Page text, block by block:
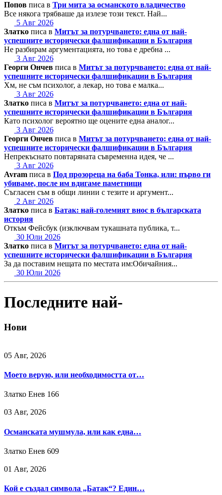
Попов писа в Три мита за османското владичество
Все някога трябваше да излезе този текст. Най...
5 Авг 2026
Златко писа в Митът за потурчването: една от най-
успешните исторически фалшификации в България
Не разбирам аргументацията, но това е дребна ...
3 Авг 2026
Георги Ончев писа в Митът за потурчването: една от най-
успешните исторически фалшификации в България
Хм, не съм психолог, а лекар, но това е малка...
3 Авг 2026
Златко писа в Митът за потурчването: една от най-
успешните исторически фалшификации в България
Като психолог вероятно ще оцените една аналог...
3 Авг 2026
Георги Ончев писа в Митът за потурчването: една от най-
успешните исторически фалшификации в България
Непрекъснато повтаряната съвременна идея, че ...
3 Авг 2026
Avram писа в Под прозореца на баба Тонка, или: първо ги
убиваме, после им вдигаме паметници
Съгласен съм в общи линии с тезите и аргумент...
2 Авг 2026
Златко писа в Батак: най-големият внос в българската
история
Откъм Фейсбук (изключвам тукашната публика, т...
30 Юли 2026
Златко писа в Митът за потурчването: една от най-
успешните исторически фалшификации в България
За да поставим нещата по местата им:Обичайния...
30 Юли 2026
Последните най-
Нови
05 Авг, 2026
Моето верую, или необходимостта от…
Златко Енев 166
03 Авг, 2026
Османската мушмула, или как една…
Златко Енев 609
01 Авг, 2026
Кой е създал символа „Батак“? Един…